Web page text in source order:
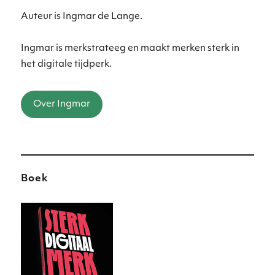
Auteur is Ingmar de Lange.
Ingmar is merkstrateeg en maakt merken sterk in
het digitale tijdperk.
Over Ingmar
Boek